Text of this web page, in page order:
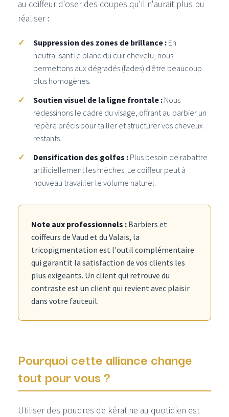
au coiffeur d'oser des coupes qu'il n'aurait plus pu
réaliser :
Suppression des zones de brillance : En
neutralisant le blanc du cuir chevelu, nous
permettons aux dégradés (fades) d'être beaucoup
plus homogènes.
Soutien visuel de la ligne frontale : Nous
redessinons le cadre du visage, offrant au barbier un
repère précis pour tailler et structurer vos cheveux
restants.
Densification des golfes : Plus besoin de rabattre
artificiellement les mèches. Le coiffeur peut à
nouveau travailler le volume naturel.
Note aux professionnels : Barbiers et
coiffeurs de Vaud et du Valais, la
tricopigmentation est l'outil complémentaire
qui garantit la satisfaction de vos clients les
plus exigeants. Un client qui retrouve du
contraste est un client qui revient avec plaisir
dans votre fauteuil.
Pourquoi cette alliance change
tout pour vous ?
Utiliser des poudres de kératine au quotidien est